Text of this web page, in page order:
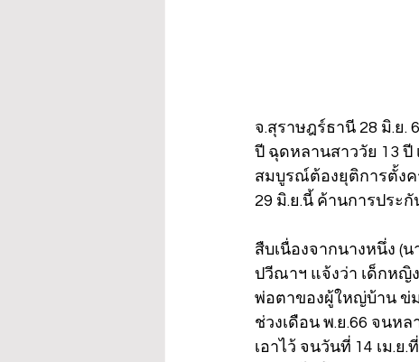
จ.สุราษฎร์ธานี 28 มิ.ย.
ปี ฉุดหลานสาววัย 13 ปี
สมบูรณ์ต้องยุติการตั้ง
29 มิ.ย.นี้ ค้านการประกั
สืบเนื่องจากนางหนึ่ง (
ปวีณาฯ แจ้งว่า เด็กหญิ
พ่อตาของผู้ใหญ่บ้าน ข่ม
ช่วงเดือน พ.ย.66 จนห
เอาไว้ จนวันที่ 14 เม.